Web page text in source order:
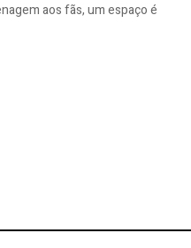
aos fãs, um espaço é